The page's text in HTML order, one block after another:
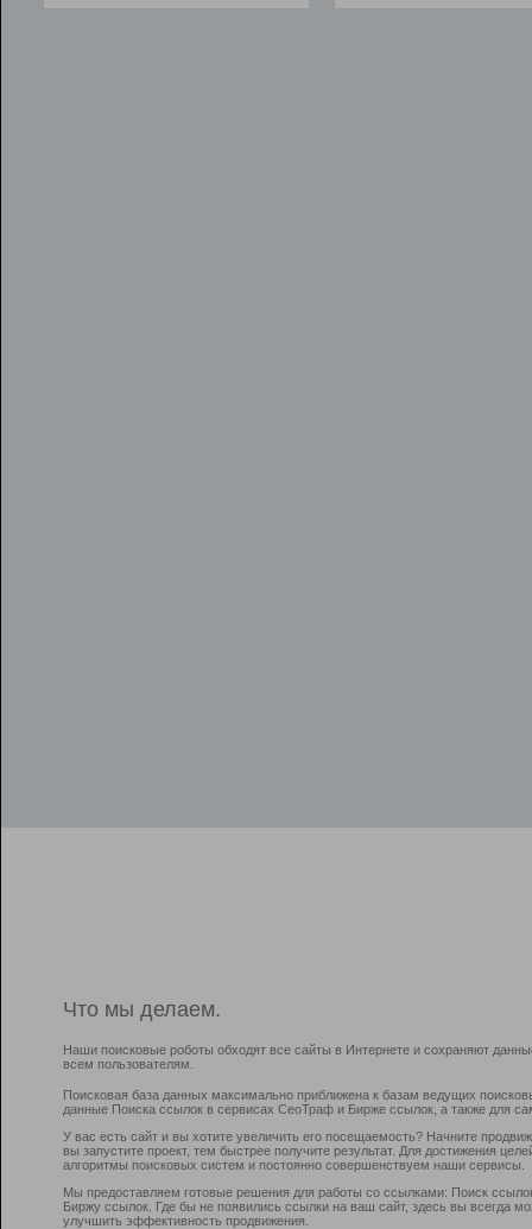
Что мы делаем.
Наши поисковые роботы обходят все сайты в Интернете и сохраняют
всем пользователям.
Поисковая база данных максимально приближена к базам ведущих
данные Поиска ссылок в сервисах СеоТраф и Бирже ссылок, а также для
У вас есть сайт и вы хотите увеличить его посещаемость? Начните
вы запустите проект, тем быстрее получите результат. Для достижения
алгоритмы поисковых систем и постоянно совершенствуем наши сервисы.
Мы предоставляем готовые решения для работы со ссылками: Поиск
Биржу ссылок. Где бы не появились ссылки на ваш сайт, здесь вы всегда
улучшить эффективность продвижения.